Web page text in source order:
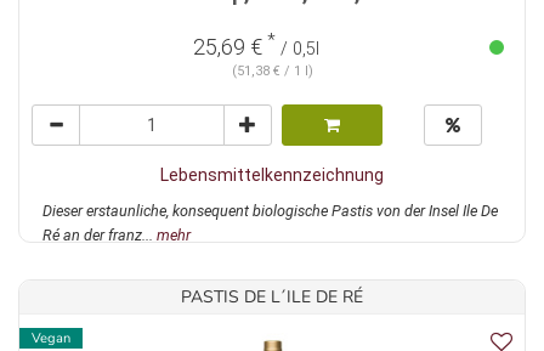
25,69 € * / 0,5l
(51,38 € / 1 l)
Lebensmittelkennzeichnung
Dieser erstaunliche, konsequent biologische Pastis von der Insel Ile De
Ré an der franz... mehr
PASTIS DE L´ILE DE RÉ
Vegan